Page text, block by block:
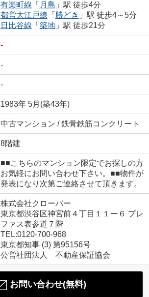
有楽町線 「 月島 」駅 徒歩4分
都営大江戸線 「 勝どき 」駅 徒歩4～5分
日比谷線 「 築地」駅 徒歩21分
-
-
-
1983年 5月(築43年)
中古マンション / 鉄骨鉄筋コンクリート
8階建
■■こちらのマンション限定でお探しの方
お気軽にお問い合わせ下さい。■■物件が
発表になり次第ご連絡させて頂きます。
株式会社クローバー
東京都渋谷区神宮前４丁目１１ー６ プレ
ファス表参道７階
TEL:0120-700-968
東京都知事 (3) 第95156号
公営社団法人 不動産保証協会
お問い合わせ(無料)